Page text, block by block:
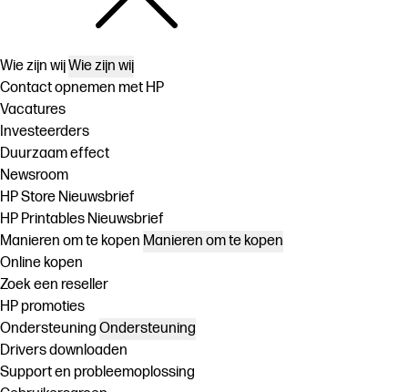
Wie zijn wijWie zijn wij
Contact opnemen met HP
Vacatures
Investeerders
Duurzaam effect
Newsroom
HP Store Nieuwsbrief
HP Printables Nieuwsbrief
Manieren om te kopen Manieren om te kopen
Online kopen
Zoek een reseller
HP promoties
Ondersteuning Ondersteuning
Drivers downloaden
Support en probleemoplossing